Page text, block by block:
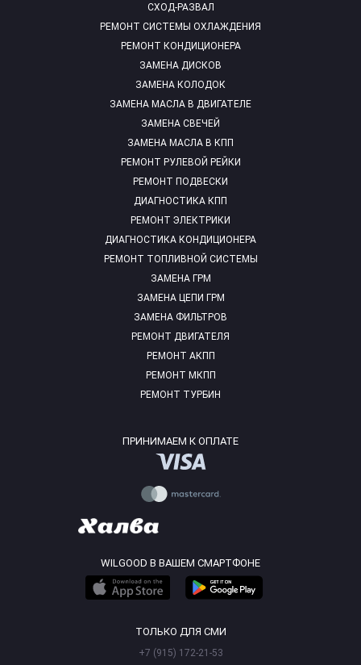
СХОД-РАЗВАЛ
РЕМОНТ СИСТЕМЫ ОХЛАЖДЕНИЯ
РЕМОНТ КОНДИЦИОНЕРА
ЗАМЕНА ДИСКОВ
ЗАМЕНА КОЛОДОК
ЗАМЕНА МАСЛА В ДВИГАТЕЛЕ
ЗАМЕНА СВЕЧЕЙ
ЗАМЕНА МАСЛА В КПП
РЕМОНТ РУЛЕВОЙ РЕЙКИ
РЕМОНТ ПОДВЕСКИ
ДИАГНОСТИКА КПП
РЕМОНТ ЭЛЕКТРИКИ
ДИАГНОСТИКА КОНДИЦИОНЕРА
РЕМОНТ ТОПЛИВНОЙ СИСТЕМЫ
ЗАМЕНА ГРМ
ЗАМЕНА ЦЕПИ ГРМ
ЗАМЕНА ФИЛЬТРОВ
РЕМОНТ ДВИГАТЕЛЯ
РЕМОНТ АКПП
РЕМОНТ МКПП
РЕМОНТ ТУРБИН
ПРИНИМАЕМ К ОПЛАТЕ
WILGOOD В ВАШЕМ СМАРТФОНЕ
ТОЛЬКО ДЛЯ СМИ
+7 (915) 172-21-53